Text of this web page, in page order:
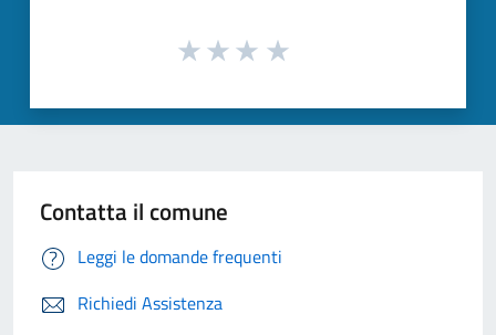
Contatta il comune
Leggi le domande frequenti
Richiedi Assistenza